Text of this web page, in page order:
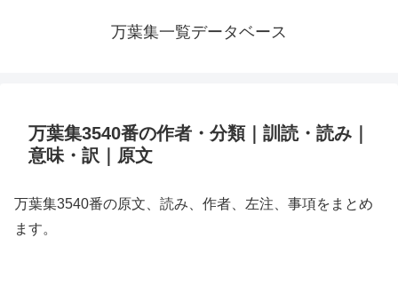
万葉集一覧データベース
万葉集3540番の作者・分類｜訓読・読み｜
意味・訳｜原文
万葉集3540番の原文、読み、作者、左注、事項をまとめ
ます。